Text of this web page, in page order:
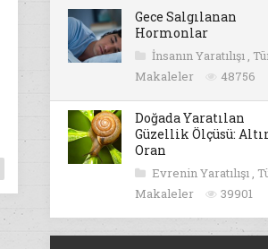
Gece Salgılanan
Hormonlar
İnsanın Yaratılışı ,
Makaleler
48756
Doğada Yaratılan
Güzellik Ölçüsü:
Oran
Evrenin Yaratılışı ,
Makaleler
39901